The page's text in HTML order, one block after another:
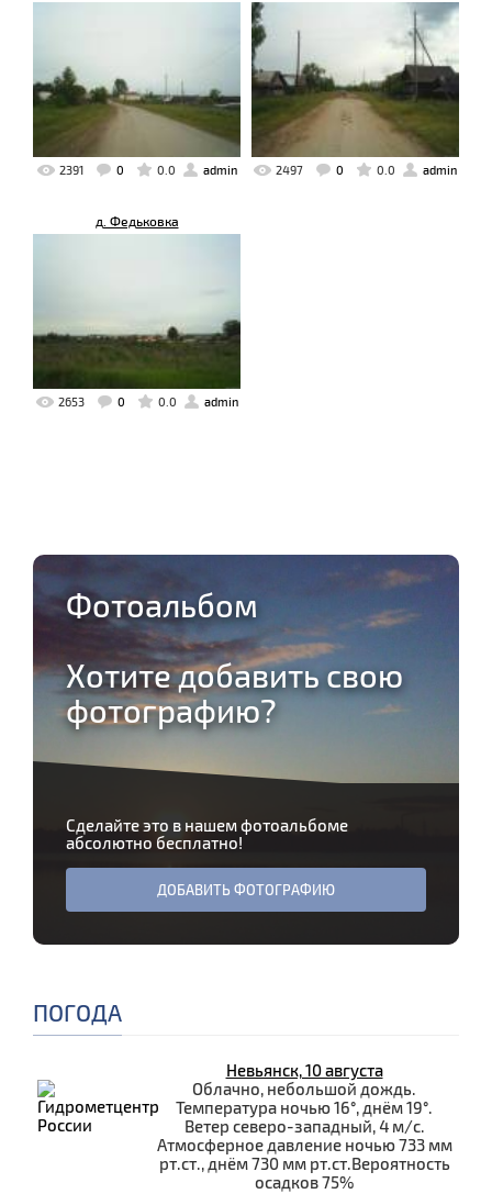
2391 0 0.0 admin 2497 0 0.0 admin
д. Федьковка
2653 0 0.0 admin
Фотоальбом
Хотите добавить свою
фотографию?
Сделайте это в нашем фотоальбоме
абсолютно бесплатно!
ДОБАВИТЬ ФОТОГРАФИЮ
ПОГОДА
Невьянск, 10 августа
Облачно, небольшой дождь.
Температура ночью 16°, днём 19°.
Ветер северо-западный, 4 м/с.
Атмосферное давление ночью 733 мм
рт.ст., днём 730 мм рт.ст.Вероятность
осадков 75%